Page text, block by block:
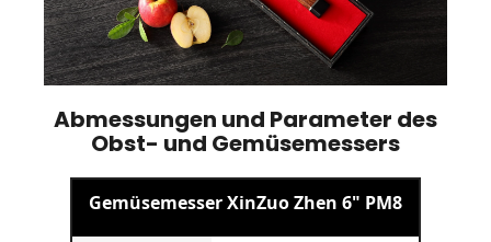
Abmessungen und Parameter des
Obst- und Gemüsemessers
Gemüsemesser XinZuo Zhen 6" PM8